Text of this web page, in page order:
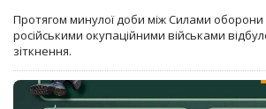
Протягом минулої доби між Силами оборони
російськими окупаційними військами
зіткнення.